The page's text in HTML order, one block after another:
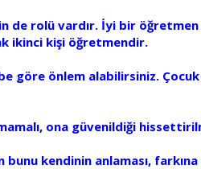
rolü vardır. İyi bir
ikinci kişi öğretmendir.
göre önlem alabilirsiniz.
ona güvenildiği
kendinin anlaması,